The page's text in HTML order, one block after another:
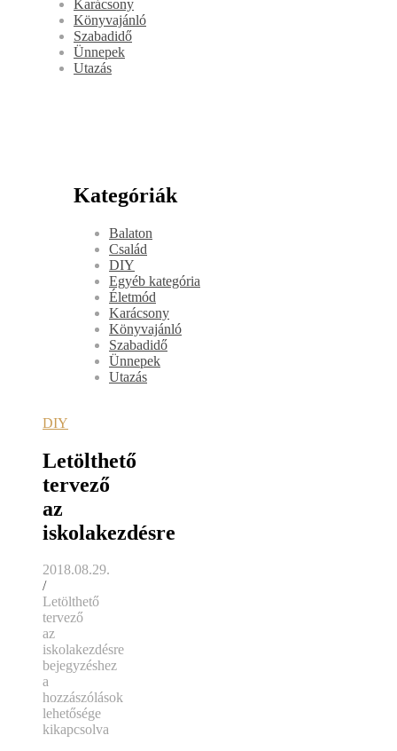
Karácsony
Könyvajánló
Szabadidő
Ünnepek
Utazás
Kategóriák
Balaton
Család
DIY
Egyéb kategória
Életmód
Karácsony
Könyvajánló
Szabadidő
Ünnepek
Utazás
DIY
Letölthető
tervező
az
iskolakezdésre
2018.08.29.
/
Letölthető
tervező
az
iskolakezdésre
bejegyzéshez
a
hozzászólások
lehetősége
kikapcsolva